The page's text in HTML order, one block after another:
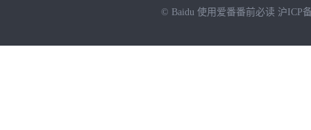
© Baidu 使用爱番番前必读 沪ICP